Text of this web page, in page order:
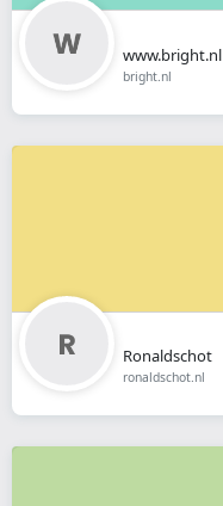
www.bright.nl
bright.nl
Ronaldschot
ronaldschot.nl